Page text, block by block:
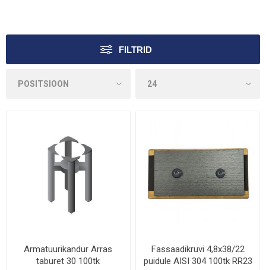
FILTRID
Armatuurikandur Arras
taburet 30 100tk
Fassaadikruvi 4,8x38/22
puidule AISI 304 100tk RR23